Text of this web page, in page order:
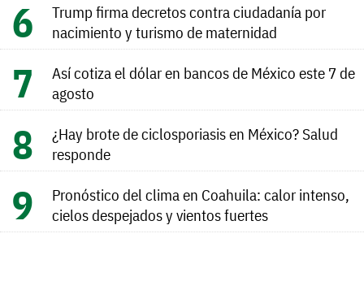
Trump firma decretos contra ciudadanía por
nacimiento y turismo de maternidad
Así cotiza el dólar en bancos de México este 7 de
agosto
¿Hay brote de ciclosporiasis en México? Salud
responde
Pronóstico del clima en Coahuila: calor intenso,
cielos despejados y vientos fuertes